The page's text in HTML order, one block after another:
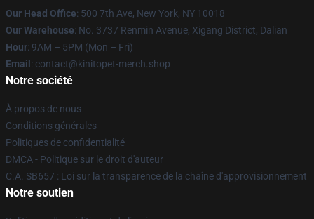
Our Head Office: 500 7th Ave, New York, NY 10018
Our Warehouse: No. 3737 Renmin Avenue, Xigang District, Dalian
Hour: 9AM – 5PM (Mon – Fri)
Email : contact@kinitopet-merch.shop
Notre société
À propos de nous
Conditions générales
Politiques de confidentialité
DMCA - Politique sur le droit d'auteur
C.A. SB657 : Loi sur la transparence de la chaîne d'approvisionnement
Notre soutien